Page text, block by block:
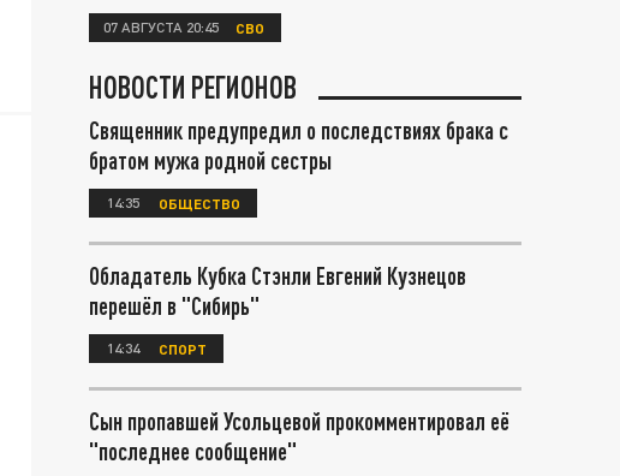
07 АВГУСТА 20:45 СВО
НОВОСТИ РЕГИОНОВ
Священник предупредил о последствиях брака с
братом мужа родной сестры
14:35 ОБЩЕСТВО
Обладатель Кубка Стэнли Евгений Кузнецов
перешёл в "Сибирь"
14:34 СПОРТ
Сын пропавшей Усольцевой прокомментировал её
"последнее сообщение"